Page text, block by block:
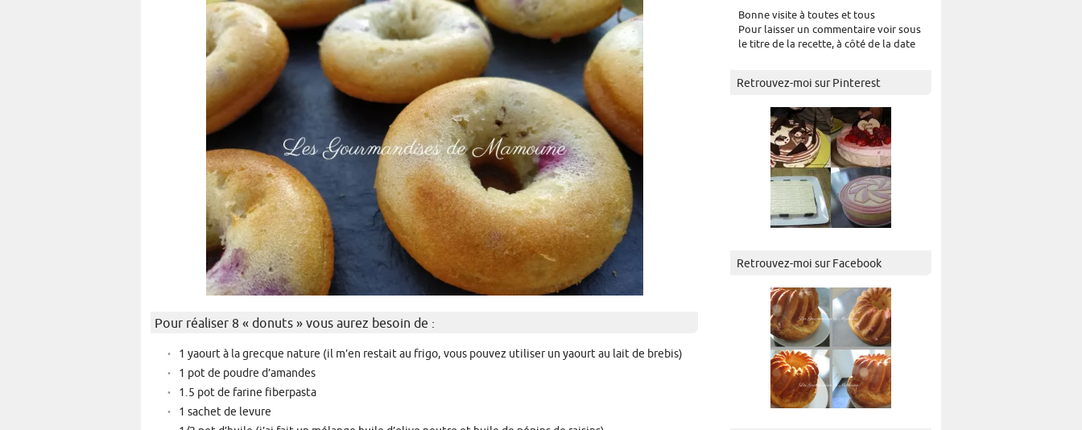
Pour réaliser 8 « donuts » vous aurez besoin de :
1 yaourt à la grecque nature (il m’en restait au frigo, vous pouvez utiliser un yaourt au lait de brebis)
1 pot de poudre d’amandes
1.5 pot de farine fiberpasta
1 sachet de levure
Bonne visite à toutes et tous
Pour laisser un commentaire voir sous
le titre de la recette, à côté de la date
Retrouvez-moi sur Pinterest
Retrouvez-moi sur Facebook